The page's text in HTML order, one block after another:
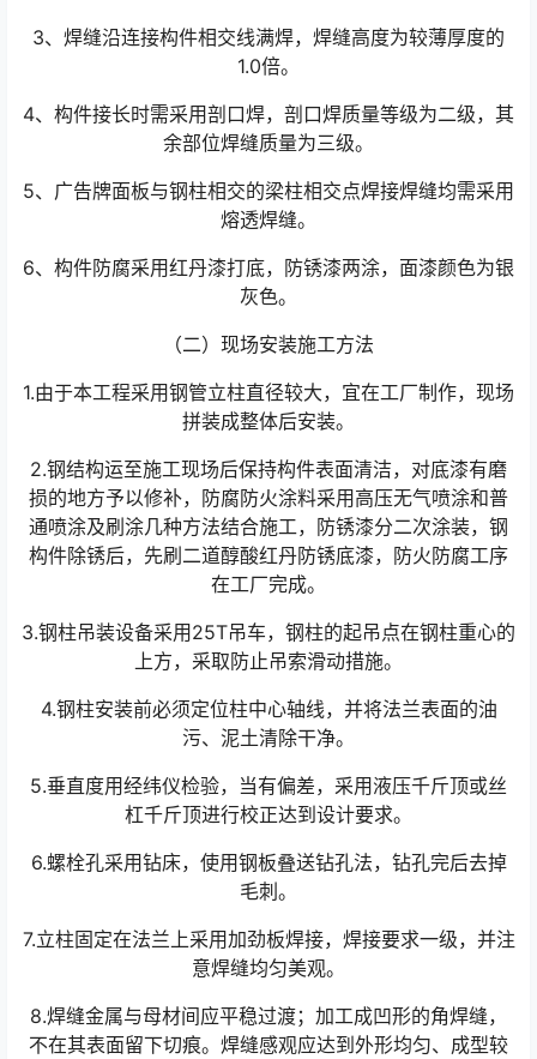
3、焊缝沿连接构件相交线满焊，焊缝高度为较薄厚度的
1.0倍。
4、构件接长时需采用剖口焊，剖口焊质量等级为二级，其
余部位焊缝质量为三级。
5、广告牌面板与钢柱相交的梁柱相交点焊接焊缝均需采用
熔透焊缝。
6、构件防腐采用红丹漆打底，防锈漆两涂，面漆颜色为银
灰色。
（二）现场安装施工方法
1.由于本工程采用钢管立柱直径较大，宜在工厂制作，现场
拼装成整体后安装。
2.钢结构运至施工现场后保持构件表面清洁，对底漆有磨
损的地方予以修补，防腐防火涂料采用高压无气喷涂和普
通喷涂及刷涂几种方法结合施工，防锈漆分二次涂装，钢
构件除锈后，先刷二道醇酸红丹防锈底漆，防火防腐工序
在工厂完成。
3.钢柱吊装设备采用25T吊车，钢柱的起吊点在钢柱重心的
上方，采取防止吊索滑动措施。
4.钢柱安装前必须定位柱中心轴线，并将法兰表面的油
污、泥土清除干净。
5.垂直度用经纬仪检验，当有偏差，采用液压千斤顶或丝
杠千斤顶进行校正达到设计要求。
6.螺栓孔采用钻床，使用钢板叠送钻孔法，钻孔完后去掉
毛刺。
7.立柱固定在法兰上采用加劲板焊接，焊接要求一级，并注
意焊缝均匀美观。
8.焊缝金属与母材间应平稳过渡；加工成凹形的角焊缝，
不在其表面留下切痕。焊缝感观应达到外形均匀、成型较